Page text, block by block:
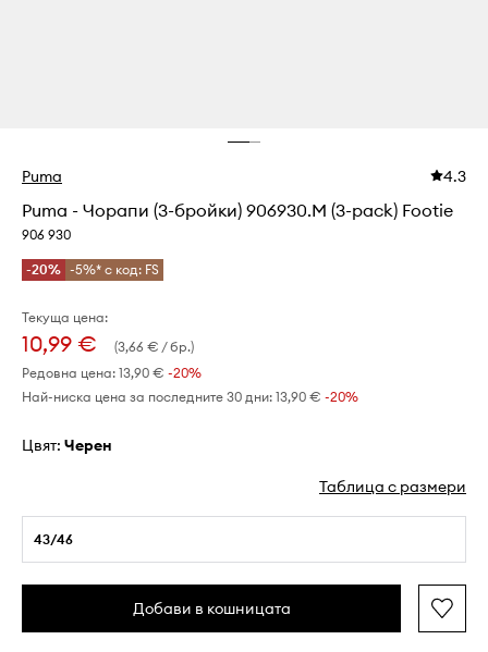
Puma 4.3
Puma - Чорапи (3-бройки) 906930.M (3-pack) Footie
906 930
-20% -5%* с код: FS
Текуща цена:
10,99 €
(3,66 € / бр.)
Редовна цена: 13,90 € -20%
Най-ниска цена за последните 30 дни: 13,90 € -20%
Цвят: черен
Таблица с размери
43/46
Добави в кошницата